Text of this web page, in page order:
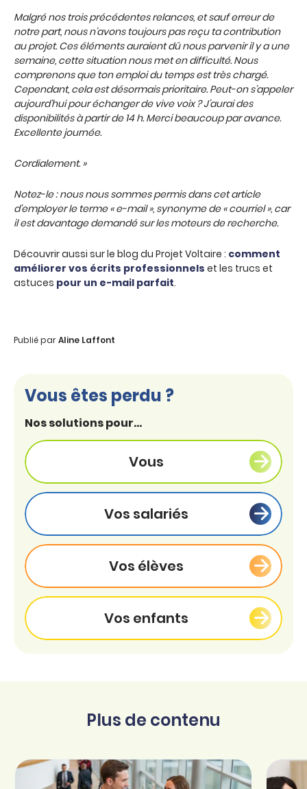
Malgré nos trois précédentes relances, et sauf erreur de
notre part, nous n’avons toujours pas reçu ta contribution
au projet. Ces éléments auraient dû nous parvenir il y a une
semaine, cette situation nous met en difficulté. Nous
comprenons que ton emploi du temps est très chargé.
Cependant, cela est désormais prioritaire. Peut-on s’appeler
aujourd’hui pour échanger de vive voix ? J’aurai des
disponibilités à partir de 14 h. Merci beaucoup par avance.
Excellente journée.
Cordialement. »
Notez-le : nous nous sommes permis dans cet article
d’employer le terme « e-mail », synonyme de « courriel », car
il est davantage demandé sur les moteurs de recherche.
Découvrir aussi sur le blog du Projet Voltaire : comment
améliorer vos écrits professionnels et les trucs et
astuces pour un e-mail parfait.
Publié parAline Laffont
Vous êtes perdu ?
Nos solutions pour...
Vous
Vos salariés
Vos élèves
Vos enfants
Plus de contenu